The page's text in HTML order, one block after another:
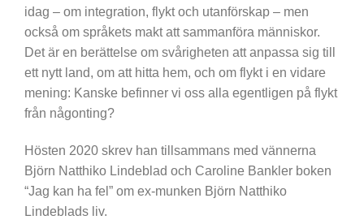
idag – om integration, flykt och utanförskap – men
också om språkets makt att sammanföra människor.
Det är en berättelse om svårigheten att anpassa sig till
ett nytt land, om att hitta hem, och om flykt i en vidare
mening: Kanske befinner vi oss alla egentligen på flykt
från någonting?
Hösten 2020 skrev han tillsammans med vännerna
Björn Natthiko Lindeblad och Caroline Bankler boken
“Jag kan ha fel” om ex-munken Björn Natthiko
Lindeblads liv.